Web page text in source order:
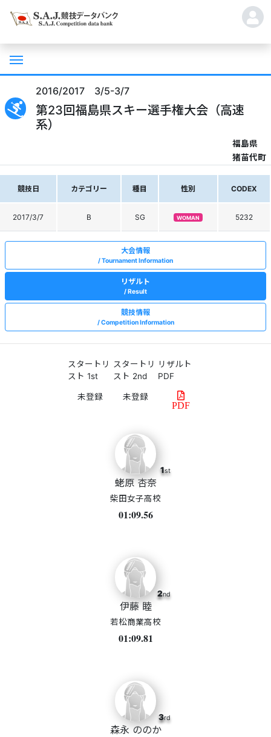
2016/2017 3/5-3/7
第23回福島県スキー選手権大会（高速
系）
福島県
猪苗代町
競技日 カテゴリー 種目 性別 CODEX
2017/3/7 B SG WOMAN 5232
大会情報
Tournament Information
リザルト
Result
競技情報
Competition Information
スタートリ
スト 1st
スタートリ
スト 2nd
リザルト
PDF
PDF
1st
蛯原 杏奈
柴田女子高校
01:09.56
2nd
伊藤 睦
若松商業高校
01:09.81
3rd
森永 ののか